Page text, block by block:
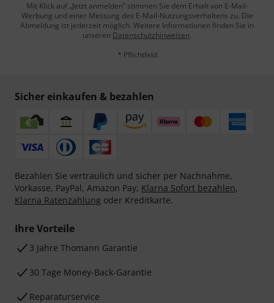
Mit Klick auf „Jetzt anmelden“ stimmen Sie dem Erhalt von E-Mail-
Werbung und einer Messung des E-Mail-Nutzungsverhaltens zu. Die
Abmeldung ist jederzeit möglich. Weitere Informationen finden Sie in
unseren Datenschutzhinweisen.
* Pflichtfeld
Sicher einkaufen & bezahlen
Bezahlen Sie vertraulich und sicher per Nachnahme,
Vorkasse, PayPal, Amazon Pay, Klarna Sofort bezahlen,
Klarna Ratenzahlung oder Kreditkarte.
Ihre Vorteile
3 Jahre Thomann Garantie
30 Tage Money-Back-Garantie
Reparaturservice